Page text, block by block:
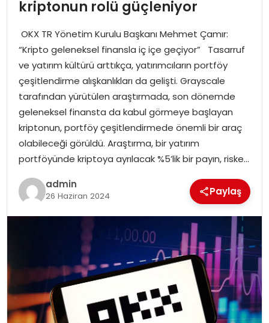
SPOR
EKONOMI
SIYASET
EĞITIM
YAŞAM
kriptonun rolü güçleniyor
OKX TR Yönetim Kurulu Başkanı Mehmet Çamır:
“Kripto geleneksel finansla iç içe geçiyor” Tasarruf
ve yatırım kültürü arttıkça, yatırımcıların portföy
çeşitlendirme alışkanlıkları da gelişti. Grayscale
tarafından yürütülen araştırmada, son dönemde
geleneksel finansta da kabul görmeye başlayan
kriptonun, portföy çeşitlendirmede önemli bir araç
olabileceği görüldü. Araştırma, bir yatırım
portföyünde kriptoya ayrılacak %5’lik bir payın, riske…
admin
26 Haziran 2024 Paylaş